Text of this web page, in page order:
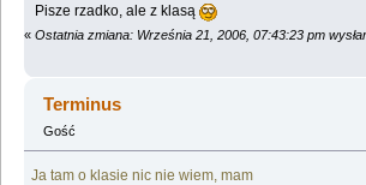
Pisze rzadko, ale z klasą
« Ostatnia zmiana: Września 21, 2006, 07:43:23 pm
Terminus
Gość
Ja tam o klasie nic nie wiem, mam